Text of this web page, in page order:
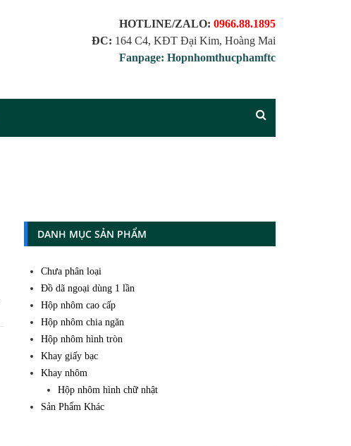
HOTLINE/ZALO: 0966.88.1895
ĐC: 164 C4, KĐT Đại Kim, Hoàng Mai
Fanpage: Hopnhomthucphamftc
DANH MỤC SẢN PHẨM
Chưa phân loại
Đồ dã ngoại dùng 1 lần
Hộp nhôm cao cấp
Hộp nhôm chia ngăn
Hộp nhôm hình tròn
Khay giấy bạc
Khay nhôm
Hộp nhôm hình chữ nhật
Sản Phẩm Khác